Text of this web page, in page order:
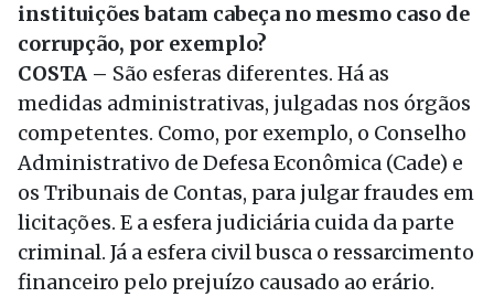
instituições batam cabeça no mesmo caso de
corrupção, por exemplo?
COSTA – São esferas diferentes. Há as
medidas administrativas, julgadas nos órgãos
competentes. Como, por exemplo, o Conselho
Administrativo de Defesa Econômica (Cade) e
os Tribunais de Contas, para julgar fraudes em
licitações. E a esfera judiciária cuida da parte
criminal. Já a esfera civil busca o ressarcimento
financeiro pelo prejuízo causado ao erário.